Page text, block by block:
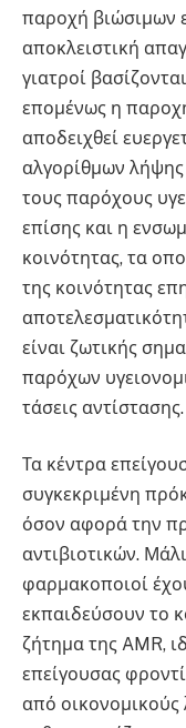
παροχή βιώσιμων
αποκλειστική
γιατροί
επομένως η
αποδειχθεί
αλγορίθμων
τους παρόχους
επίσης και η
κοινότητας, τα
της κοινότητας
είναι ζωτικής
παρόχων
τάσεις αντίστασης.
Τα κέντρα
συγκεκριμένη
όσον αφορά την
αντιβιοτικών.
φαρμακοποιοί
εκπαιδεύσουν το
ζήτημα της AMR,
επείγουσας
από οικονομικούς